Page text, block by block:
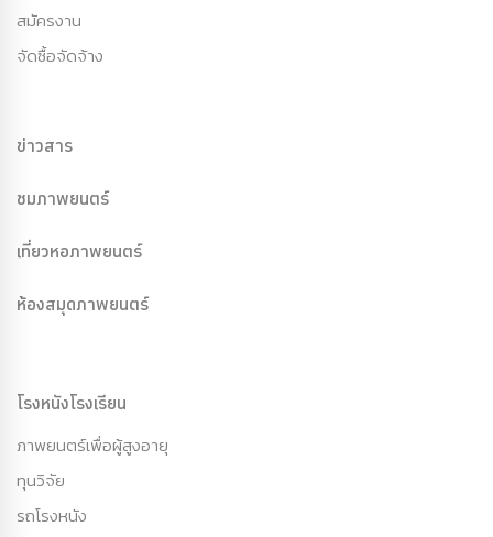
สมัครงาน
จัดซื้อจัดจ้าง
ข่าวสาร
ชมภาพยนตร์
เที่ยวหอภาพยนตร์
ห้องสมุดภาพยนตร์
โรงหนังโรงเรียน
ภาพยนตร์เพื่อผู้สูงอายุ
ทุนวิจัย
รถโรงหนัง